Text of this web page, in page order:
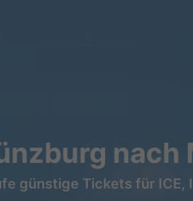
nach
günstige Tickets für ICE,